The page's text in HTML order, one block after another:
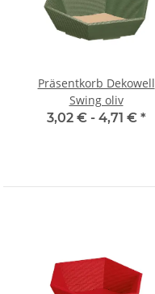
Präsentkorb Dekowell
Swing oliv
3,02 € - 4,71 € *